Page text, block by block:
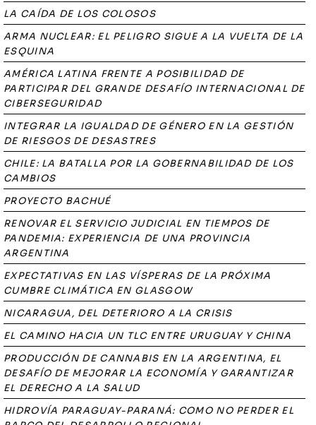
LA CAÍDA DE LOS COLOSOS
ARMA NUCLEAR: EL PELIGRO SIGUE A LA VUELTA DE LA
ESQUINA
AMÉRICA LATINA FRENTE A POSIBILIDAD DE
PARTICIPAR DEL GRANDE DESAFÍO INTERNACIONAL DE
CIBERSEGURIDAD
INTEGRAR LA IGUALDAD DE GÉNERO EN LA GESTIÓN
DE RIESGOS DE DESASTRES
CHILE: LA BATALLA POR LA GOBERNABILIDAD DE LOS
CAMBIOS
PROYECTO BACHUÉ
RENOVAR EL SERVICIO JUDICIAL EN TIEMPOS DE
PANDEMIA: EXPERIENCIA DE UNA PROVINCIA
ARGENTINA
EXPECTATIVAS EN LAS VÍSPERAS DE LA PRÓXIMA
CUMBRE CLIMÁTICA EN GLASGOW
NICARAGUA, DEL DETERIORO A LA CRISIS
EL CAMINO HACIA UN TLC ENTRE URUGUAY Y CHINA
PRODUCCIÓN DE CANNABIS EN LA ARGENTINA, EL
DESAFÍO DE MEJORAR LA ECONOMÍA Y GARANTIZAR
EL DERECHO A LA SALUD
HIDROVÍA PARAGUAY-PARANÁ: COMO NO PERDER EL